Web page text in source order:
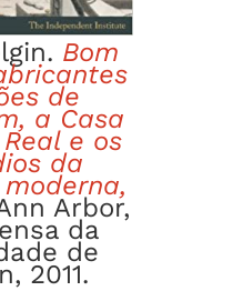
Bom
de
a Casa
e os
da
Arbor,
da
de
2011.